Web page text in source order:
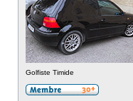
Golfiste Timide